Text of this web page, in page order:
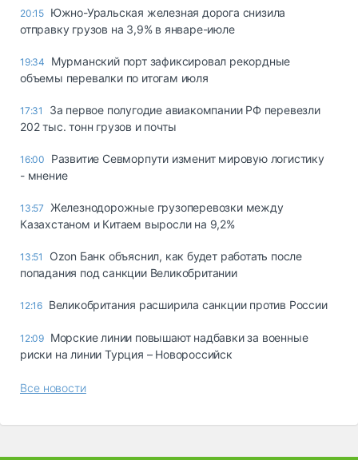
20:15 Южно-Уральская железная дорога снизила
отправку грузов на 3,9% в январе-июле
19:34
Мурманский порт зафиксировал рекордные
объемы перевалки по итогам июля
17:31
За первое полугодие авиакомпании РФ перевезли
202 тыс. тонн грузов и почты
16:00
Развитие Севморпути изменит мировую логистику
- мнение
13:57
Железнодорожные грузоперевозки между
Казахстаном и Китаем выросли на 9,2%
13:51
Ozon Банк объяснил, как будет работать после
попадания под санкции Великобритании
12:16 Великобритания расширила санкции против России
12:09 Морские линии повышают надбавки за военные
риски на линии Турция – Новороссийск
Все новости